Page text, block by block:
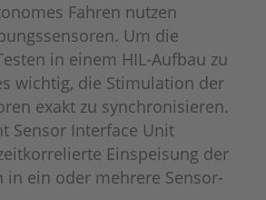
Fahren nutzen
Um die
in einem HIL-Aufbau zu
wichtig, die Stimulation der
exakt zu synchronisieren.
Sensor Interface Unit
Einspeisung der
in ein oder mehrere Sensor-